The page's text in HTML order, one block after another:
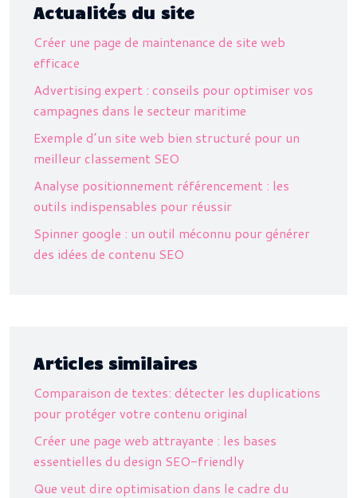
Actualités du site
Créer une page de maintenance de site web
efficace
Advertising expert : conseils pour optimiser vos
campagnes dans le secteur maritime
Exemple d’un site web bien structuré pour un
meilleur classement SEO
Analyse positionnement référencement : les
outils indispensables pour réussir
Spinner google : un outil méconnu pour générer
des idées de contenu SEO
Articles similaires
Comparaison de textes: détecter les duplications
pour protéger votre contenu original
Créer une page web attrayante : les bases
essentielles du design SEO-friendly
Que veut dire optimisation dans le cadre du